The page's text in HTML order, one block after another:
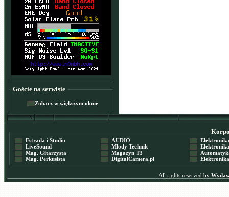
Goście na serwisie
Zobacz w większym oknie
Estrada i Studio
LiveSound
Mag. Gitarzysta
Mag. Perkusista
AUDIO
Młody Technik
Magazyn T3
DigitalCamera.pl
Elektronika
Elektronika
Automatyka
Elektronika
All rights reserved by